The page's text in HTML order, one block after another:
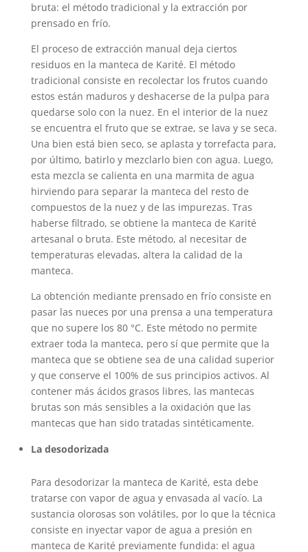
bruta: el método tradicional y la extracción por
prensado en frío.
El proceso de extracción manual deja ciertos
residuos en la manteca de Karité. El método
tradicional consiste en recolectar los frutos cuando
estos están maduros y deshacerse de la pulpa para
quedarse solo con la nuez. En el interior de la nuez
se encuentra el fruto que se extrae, se lava y se seca.
Una bien está bien seco, se aplasta y torrefacta para,
por último, batirlo y mezclarlo bien con agua. Luego,
esta mezcla se calienta en una marmita de agua
hirviendo para separar la manteca del resto de
compuestos de la nuez y de las impurezas. Tras
haberse filtrado, se obtiene la manteca de Karité
artesanal o bruta. Este método, al necesitar de
temperaturas elevadas, altera la calidad de la
manteca.
La obtención mediante prensado en frío consiste en
pasar las nueces por una prensa a una temperatura
que no supere los 80 °C. Este método no permite
extraer toda la manteca, pero sí que permite que la
manteca que se obtiene sea de una calidad superior
y que conserve el 100% de sus principios activos. Al
contener más ácidos grasos libres, las mantecas
brutas son más sensibles a la oxidación que las
mantecas que han sido tratadas sintéticamente.
La desodorizada
Para desodorizar la manteca de Karité, esta debe
tratarse con vapor de agua y envasada al vacío. La
sustancia olorosas son volátiles, por lo que la técnica
consiste en inyectar vapor de agua a presión en
manteca de Karité previamente fundida: el agua